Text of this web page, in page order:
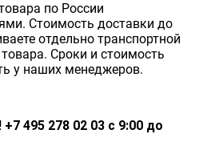
по России
Стоимость доставки до
отдельно транспортной
Сроки и стоимость
у наших менеджеров.
495 278 02 03 с 9:00 до